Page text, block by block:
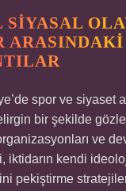
SIYASAL
ARASINDAKI
spor ve siyaset
bir şekilde
ve
iktidarın kendi
pekiştirme